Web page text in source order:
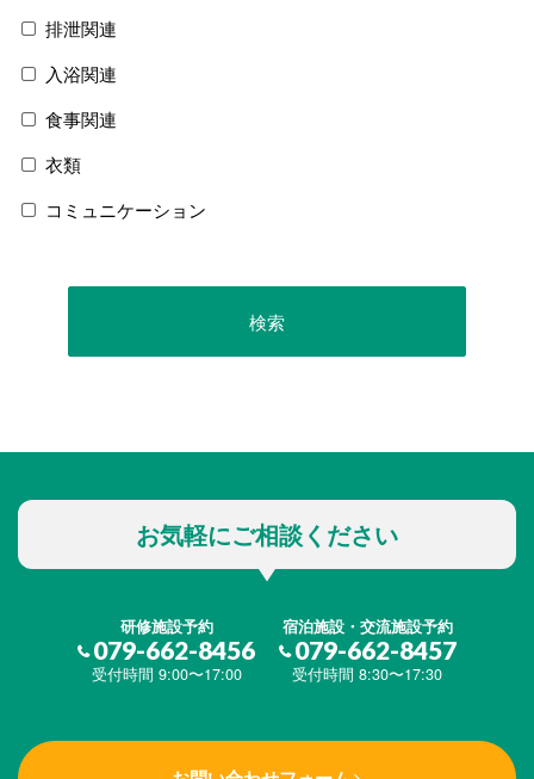
排泄関連
入浴関連
食事関連
衣類
コミュニケーション
お気軽にご相談ください
研修施設予約
079-662-8456
受付時間 9:00〜17:00
宿泊施設・交流施設予約
079-662-8457
受付時間 8:30〜17:30